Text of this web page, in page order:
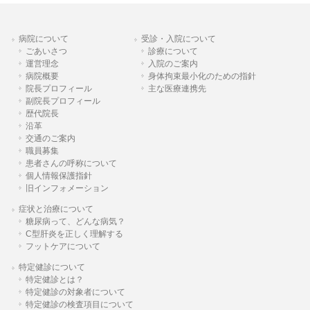
病院について
ごあいさつ
運営理念
病院概要
院長プロフィール
副院長プロフィール
歴代院長
沿革
交通のご案内
職員募集
患者さんの呼称について
個人情報保護指針
旧インフォメーション
受診・入院について
診療について
入院のご案内
身体拘束最小化のための指針
主な医療連携先
症状と治療について
糖尿病って、どんな病気？
C型肝炎を正しく理解する
フットケアについて
特定健診について
特定健診とは？
特定健診の対象者について
特定健診の検査項目について